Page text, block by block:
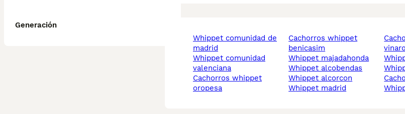
Generación
whippet comunidad de
madrid
whippet comunidad
valenciana
cachorros whippet
oropesa
cachorros whippet
benicasim
whippet majadahonda
whippet alcobendas
whippet alcorcon
whippet madrid
cachorros whippet